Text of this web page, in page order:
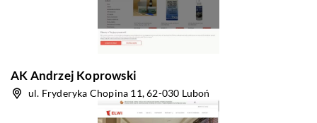
AK Andrzej Koprowski
ul. Fryderyka Chopina 11, 62-030 Luboń